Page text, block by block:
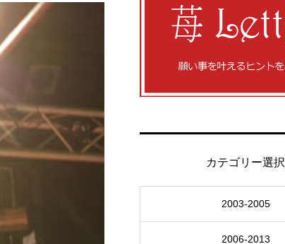
カテゴリー選択
2003-2005
2006-2013